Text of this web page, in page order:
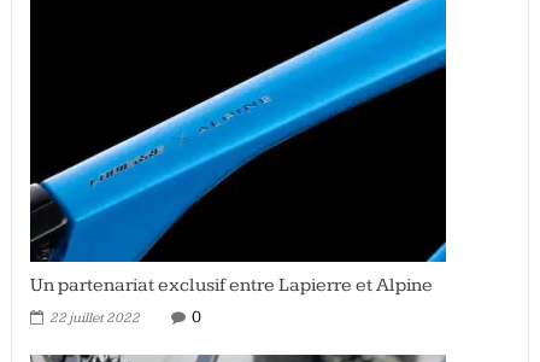
Un partenariat exclusif entre Lapierre et Alpine
22 juillet 2022 0